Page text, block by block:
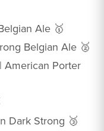
Ale 🥇
Belgian Ale 🥈
American Porter
Dark Strong 🥉